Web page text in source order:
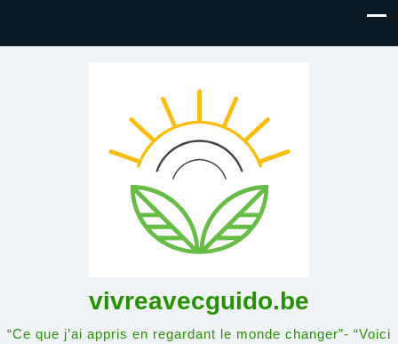
vivreavecguido.be
“Ce que j’ai appris en regardant le monde changer”- “Voici